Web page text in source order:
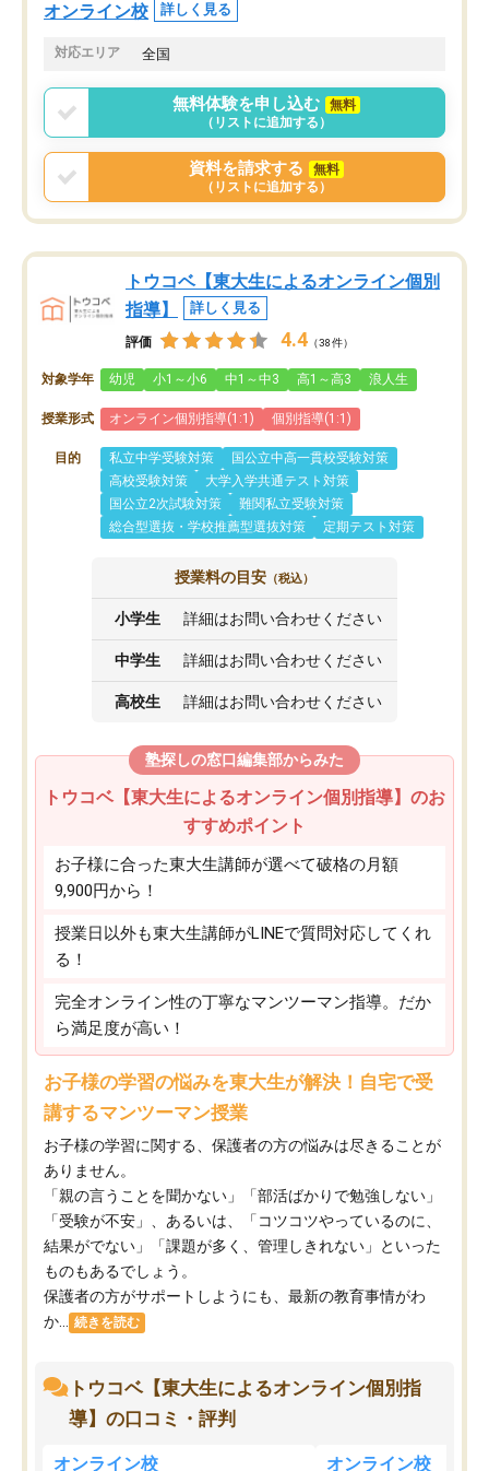
オンライン校 詳しく見る
対応エリア 全国
無料体験を申し込む
無料
（リストに追加する）
資料を請求する
無料
（リストに追加する）
トウコベ【東大生によるオンライン個別
指導】
詳しく見る
評価 4.4 （38件）
対象学年 幼児 小1～小6 中1～中3 高1～高3 浪人生
授業形式 オンライン個別指導(1:1) 個別指導(1:1)
目的 私立中学受験対策
国公立中高一貫校受験対策
高校受験対策
大学入学共通テスト対策
国公立2次試験対策
難関私立受験対策
総合型選抜・学校推薦型選抜対策
定期テスト対策
授業料の目安 （税込）
小学生 詳細はお問い合わせください
中学生 詳細はお問い合わせください
高校生 詳細はお問い合わせください
塾探しの窓口編集部からみた
トウコベ【東大生によるオンライン個別指導】のお
すすめポイント
お子様に合った東大生講師が選べて破格の月額
9,900円から！
授業日以外も東大生講師がLINEで質問対応してくれ
る！
完全オンライン性の丁寧なマンツーマン指導。だか
ら満足度が高い！
お子様の学習の悩みを東大生が解決！自宅で受
講するマンツーマン授業
お子様の学習に関する、保護者の方の悩みは尽きることが
ありません。
「親の言うことを聞かない」「部活ばかりで勉強しない」
「受験が不安」、あるいは、「コツコツやっているのに、
結果がでない」「課題が多く、管理しきれない」といった
ものもあるでしょう。
保護者の方がサポートしようにも、最新の教育事情がわ
か...
続きを読む
トウコベ【東大生によるオンライン個別指
導】の口コミ・評判
オンライン校 オンライン校